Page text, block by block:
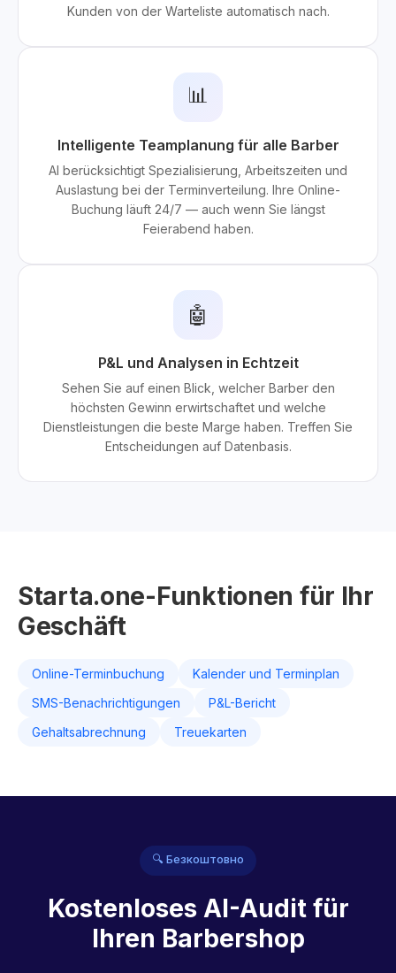
Kunden von der Warteliste automatisch nach.
📊
Intelligente Teamplanung für alle Barber
AI berücksichtigt Spezialisierung, Arbeitszeiten und
Auslastung bei der Terminverteilung. Ihre Online-
Buchung läuft 24/7 — auch wenn Sie längst
Feierabend haben.
🤖
P&L und Analysen in Echtzeit
Sehen Sie auf einen Blick, welcher Barber den
höchsten Gewinn erwirtschaftet und welche
Dienstleistungen die beste Marge haben. Treffen Sie
Entscheidungen auf Datenbasis.
Starta.one-Funktionen für Ihr
Geschäft
Online-Terminbuchung
Kalender und Terminplan
SMS-Benachrichtigungen
P&L-Bericht
Gehaltsabrechnung
Treuekarten
🔍 Безкоштовно
Kostenloses AI-Audit für
Ihren Barbershop